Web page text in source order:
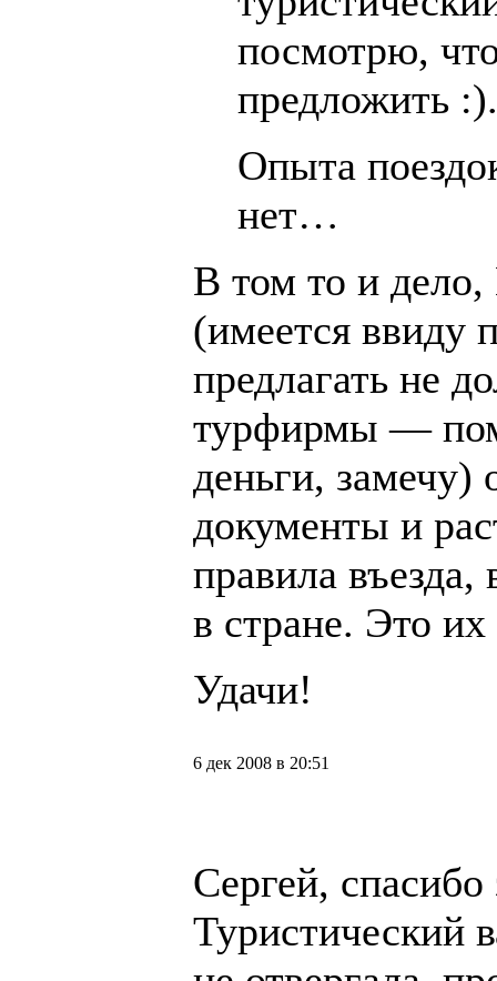
посмотрю,
предложить :).
Опыта
нет…
В том то и дело,
(имеется ввиду
предлагать не
турфирмы —
деньги, замечу)
документы и
правила
в стране. Это
Удачи!
6 дек 2008 в 20:51
Сергей, спасибо
Туристический